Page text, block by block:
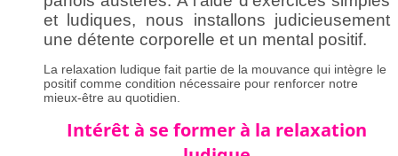
et ludiques, nous installons judicieusement
une détente corporelle et un mental positif.
La relaxation ludique fait partie de la mouvance qui intègre le
positif comme condition nécessaire pour renforcer notre
mieux-être au quotidien.
Intérêt à se former à la relaxation